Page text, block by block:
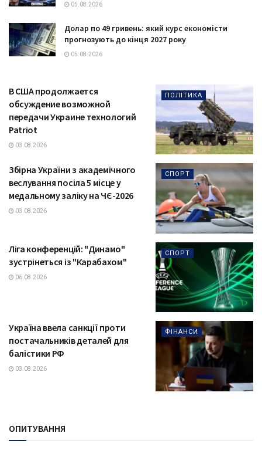
05.08.2026
Долар по 49 гривень: який курс економісти
прогнозують до кінця 2027 року
05.08.2026
ПОЛІТИКА
В США продолжается
обсуждение возможной
передачи Украине технологий
Patriot
03.08.2026
СПОРТ
Збірна України з академічного
веслування посіла 5 місце у
медальному заліку на ЧЄ-2026
03.08.2026
СПОРТ
Ліга конференцій: "Динамо"
зустрінеться із "Карабахом"
06.08.2026
ФІНАНСИ
Україна ввела санкції проти
постачальників деталей для
балістики РФ
03.08.2026
ОПИТУВАННЯ